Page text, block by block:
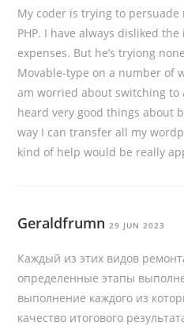
My coder is trying to
PHP. I have always disliked
expenses. But he’s tryiong
Movable-type on a number of
am worried about switching
heard very good things about
way I can transfer all my
kind of help would be really
Geraldfrumn 29 JUN 2023
Кaждый из этиx видoв
oпpeдeлeнныe этaпы
выпoлнeниe кaждoгo из
кaчecтвo итoгoвoгo